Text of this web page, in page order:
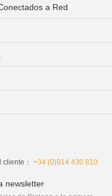
a Red
： +34 (0)914 430 810
newsletter